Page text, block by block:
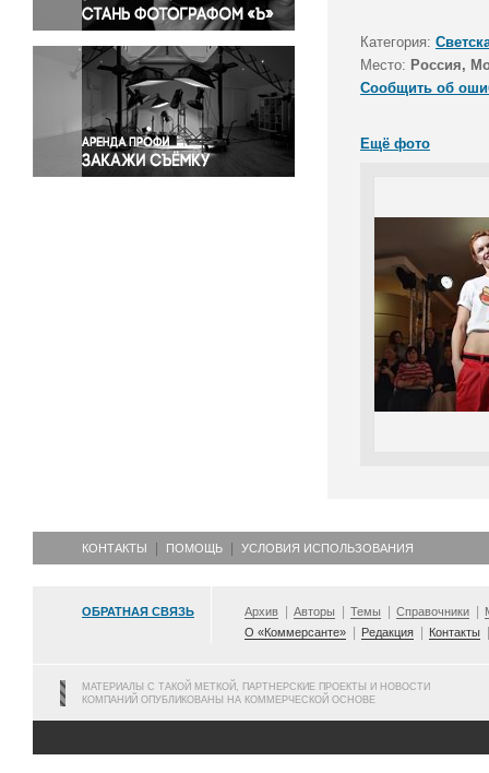
Религия
Светская жизнь
Спорт
Экология
Экономика и бизнес
Категория:
Место: Россия,
Сообщить об
Ещё фото
КОНТАКТЫ ПОМОЩЬ УСЛОВИЯ ИСПОЛЬЗОВАНИЯ
ОБРАТНАЯ СВЯЗЬ Архив Авторы Темы Справочники
О «Коммерсанте»
Редакция Контакты
МАТЕРИАЛЫ С ТАКОЙ МЕТКОЙ, ПАРТНЕРСКИЕ ПРОЕКТЫ И НОВОСТИ
КОМПАНИЙ ОПУБЛИКОВАНЫ НА КОММЕРЧЕСКОЙ ОСНОВЕ